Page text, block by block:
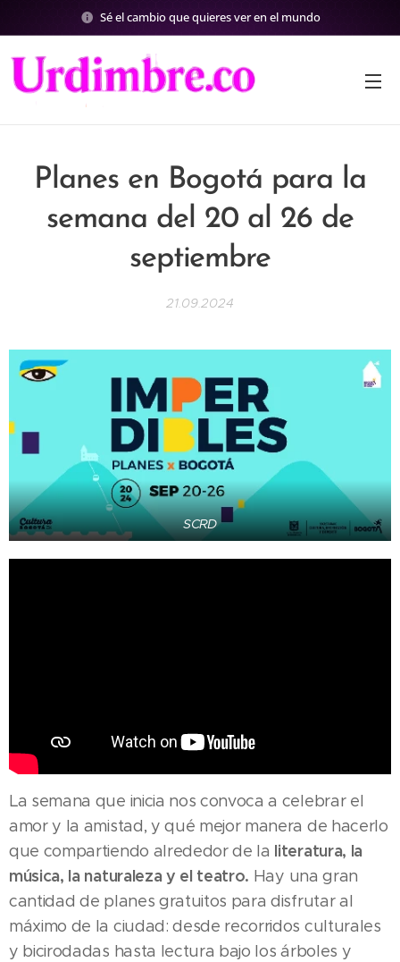
Sé el cambio que quieres ver en el mundo
Planes en Bogotá para la
semana del 20 al 26 de
septiembre
21.09.2024
SCRD
La semana que inicia nos convoca a celebrar el
amor y la amistad, y qué mejor manera de hacerlo
que compartiendo alrededor de la literatura, la
música, la naturaleza y el teatro. Hay una gran
cantidad de planes gratuitos para disfrutar al
máximo de la ciudad: desde recorridos culturales
y bicirodadas hasta lectura bajo los árboles y